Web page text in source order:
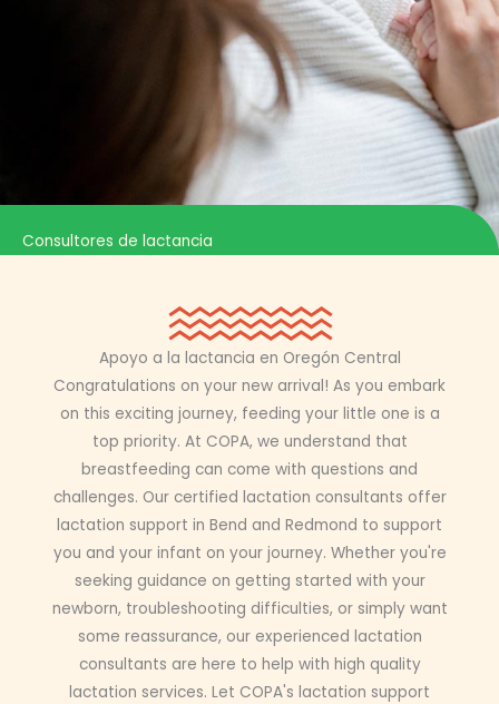
Consultores de lactancia
Apoyo a la lactancia en Oregón Central
Congratulations on your new arrival! As you embark
on this exciting journey, feeding your little one is a
top priority. At COPA, we understand that
breastfeeding can come with questions and
challenges. Our certified lactation consultants offer
lactation support in Bend and Redmond to support
you and your infant on your journey. Whether you're
seeking guidance on getting started with your
newborn, troubleshooting difficulties, or simply want
some reassurance, our experienced lactation
consultants are here to help with high quality
lactation services. Let COPA's lactation support